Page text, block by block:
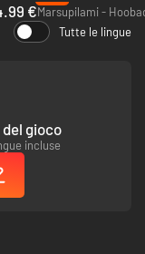
€
Tutte le lingue
gioco
incluse